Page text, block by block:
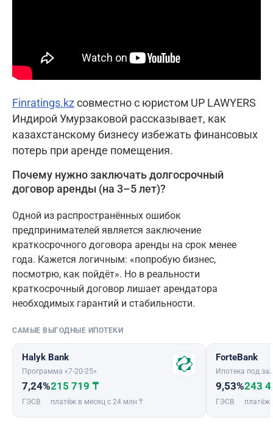
Finratings.kz совместно с юристом UP LAWYERS
Индирой Умурзаковой рассказывает, как
казахстанскому бизнесу избежать финансовых
потерь при аренде помещения.
Почему нужно заключать долгосрочный
договор аренды (на 3–5 лет)?
Одной из распространённых ошибок
предпринимателей является заключение
краткосрочного договора аренды на срок менее
года. Кажется логичным: «попробую бизнес,
посмотрю, как пойдёт». Но в реальности
краткосрочный договор лишает арендатора
необходимых гарантий и стабильности.
САМЫЕ ВЫГОДНЫЕ ИПОТЕКИ
Halyk Bank
Программа «7-20-25»
7,24%
ГЭСВ
215 719 ₸
платёж в месяц с 24 млн ₸
ForteBank
Ипотека под
9,53%
ГЭСВ
243
платёж